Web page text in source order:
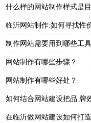
什么样的网站制作样式是
临沂网站制作:如何寻找性
制作网站需要用到哪些工
网站制作有哪些步骤？
网站制作有哪些好处？
如何结合网站建设把品 牌
在临沂做网站建设如何打